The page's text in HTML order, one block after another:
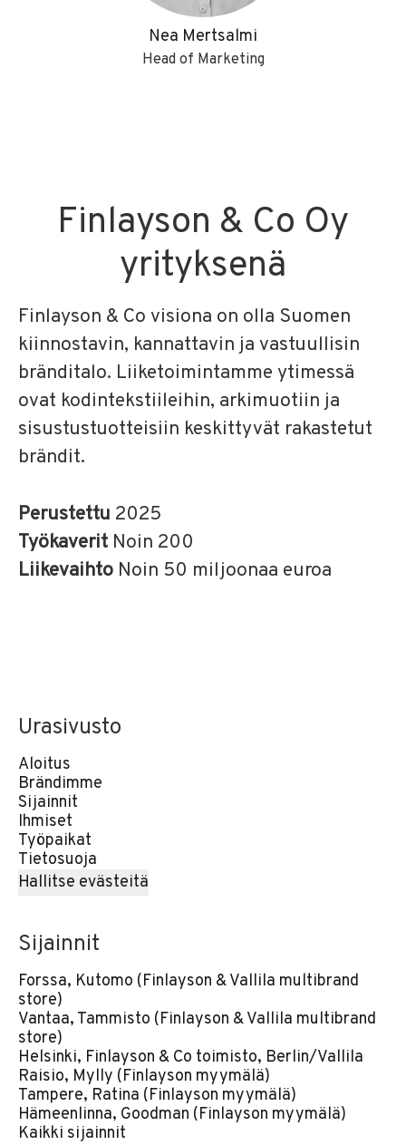
Nea Mertsalmi
Head of Marketing
Finlayson & Co Oy
yrityksenä
Finlayson & Co visiona on olla Suomen
kiinnostavin, kannattavin ja vastuullisin
bränditalo. Liiketoimintamme ytimessä
ovat kodintekstiileihin, arkimuotiin ja
sisustustuotteisiin keskittyvät rakastetut
brändit.
Perustettu 2025
Työkaverit Noin 200
Liikevaihto Noin 50 miljoonaa euroa
Urasivusto
Aloitus
Brändimme
Sijainnit
Ihmiset
Työpaikat
Tietosuoja
Hallitse evästeitä
Sijainnit
Forssa, Kutomo (Finlayson & Vallila multibrand
store)
Vantaa, Tammisto (Finlayson & Vallila multibrand
store)
Helsinki, Finlayson & Co toimisto, Berlin/Vallila
Raisio, Mylly (Finlayson myymälä)
Tampere, Ratina (Finlayson myymälä)
Hämeenlinna, Goodman (Finlayson myymälä)
Kaikki sijainnit